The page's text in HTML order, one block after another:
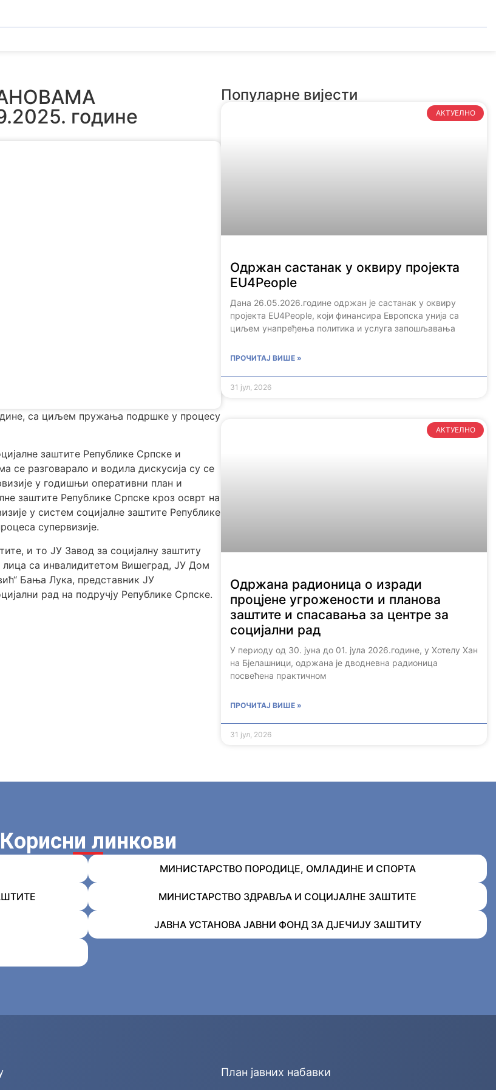
године
са циљем пружања подршке у процесу
заштите Републике Српске и
се разговарало и водила дискусија су се
у годишњи оперативни план и
заштите Републике Српске кроз осврт на
у систем социјалне заштите Републике
супервизије.
и то ЈУ Завод за социјалну заштиту
са инвалидитетом Вишеград, ЈУ Дом
Бања Лука, представник ЈУ
рад на подручју Републике Српске.
Популарне вијести
АКТУЕЛНО
Одржан састанак у оквиру пројекта
EU4People
Дана 26.05.2026.године одржан је састанак у оквиру
пројекта EU4People, који финансира Европска унија са
циљем унапређења политика и услуга запошљавања
ПРОЧИТАЈ ВИШЕ »
31 јул, 2026
АКТУЕЛНО
Одржана радионица о изради
процјене угрожености и планова
заштите и спасавања за центре за
социјални рад
У периоду од 30. јуна до 01. јула 2026.године, у Хотелу Хан
на Бјелашници, одржана је дводневна радионица
посвећена практичном
ПРОЧИТАЈ ВИШЕ »
31 јул, 2026
Корисни линкови
МИНИСТАРСТВО ПОРОДИЦЕ, ОМЛАДИНЕ И СПОРТА
МИНИСТАРСТВО ЗДРАВЉА И СОЦИЈАЛНЕ ЗАШТИТЕ
ЈАВНА УСТАНОВА ЈАВНИ ФОНД ЗА ДЈЕЧИЈУ ЗАШТИТУ
План јавних набавки